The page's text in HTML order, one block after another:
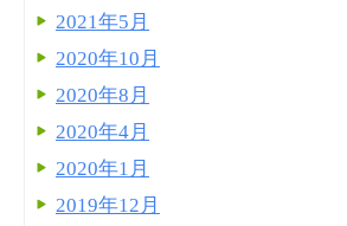
2021年5月
2020年10月
2020年8月
2020年4月
2020年1月
2019年12月